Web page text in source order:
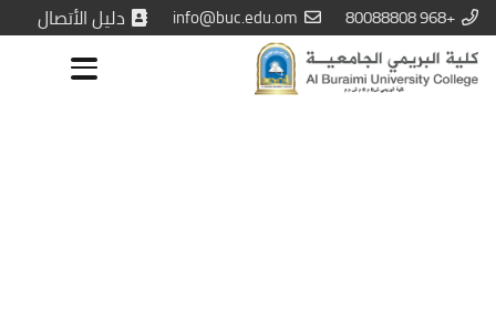
+968 80088808
info@buc.edu.om دليل الأتصال